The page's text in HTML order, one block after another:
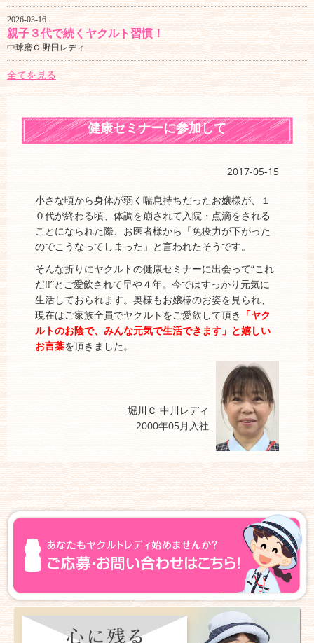
2026-03-16
親子３代で続くヤクルト習慣！
中球磨Ｃ 野田レディ
全てを見る
健康セミナーに参加して
2017-05-15
小さな頃から身体が弱く喘息持ちだったお嬢様が、１
０代が終わる頃、体調を崩されて入院・点滴をされる
ことになられた際、お医者様から「免疫力が下がった
のでこうなってしまった」と言われたそうです。
そんな折りにヤクルトの健康セミナーに出会って“これ
だ!!”とご愛飲されて早や４年。今ではすっかり元気に
生活しておられます。奥様もお嬢様のお姿を見られ、
現在はご家族全員でヤクルトをご愛飲して頂き 「ヤク
ルトのお陰で、みんな元気で生活できます」と嬉しい
お言葉を頂きました。
堀川Ｃ 中川レディ
2000年05月入社